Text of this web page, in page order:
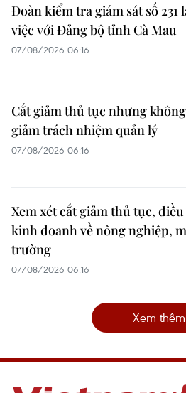
Đoàn kiểm tra giám sát số 231
việc với Đảng bộ tỉnh Cà Mau
07/08/2026 06:16
Cắt giảm thủ tục nhưng
giảm trách nhiệm quản lý
07/08/2026 06:16
Xem xét cắt giảm thủ tục,
kinh doanh về nông nghiệp,
trường
07/08/2026 06:16
Xem thêm